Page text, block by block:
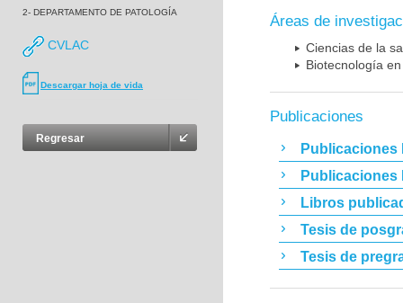
2- DEPARTAMENTO DE PATOLOGÍA
CVLAC
Descargar hoja de vida
Regresar
Áreas de
Ciencias de la
Biotecnología
Publicaciones
Publicaciones
Publicaciones
Libros
Tesis de
Tesis de